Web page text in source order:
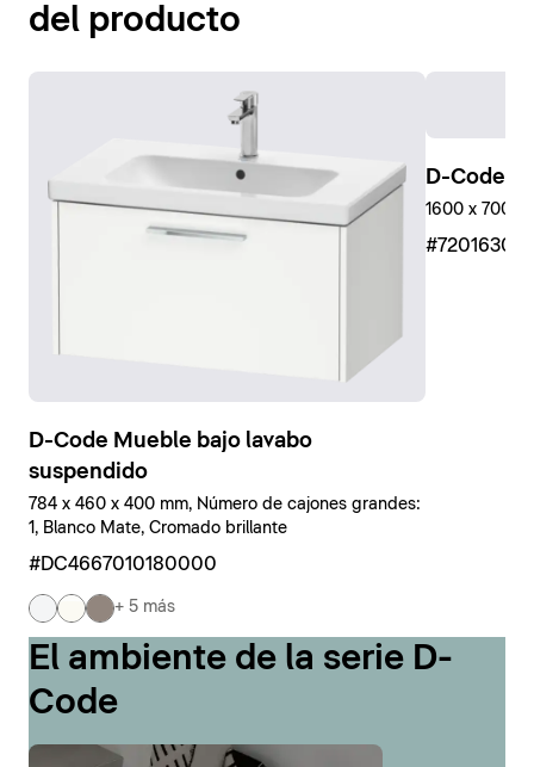
del producto
D-Code Mueble bajo lavabo
suspendido
784 x 460 x 400 mm, Número de cajones grandes:
1, Blanco Mate, Cromado brillante
#DC4667010180000
+ 5 más
D-Code
1600 x 700
El ambiente de la serie D-
Code